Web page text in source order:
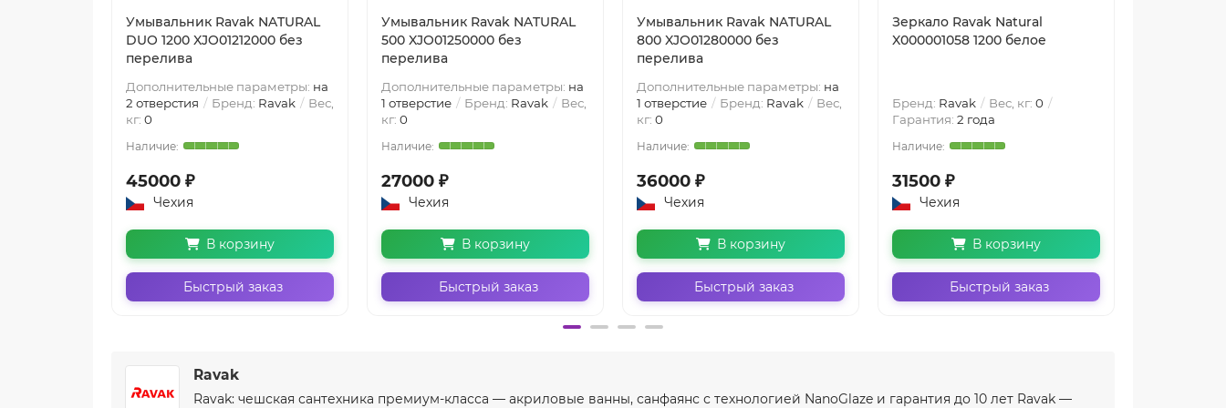
Умывальник Ravak NATURAL
DUO 1200 XJO01212000 без
перелива
Дополнительные параметры: на
2 отверстия
Бренд: Ravak
Вес,
кг: 0
45000 ₽
Чехия
В корзину
Быстрый заказ
Умывальник Ravak NATURAL
500 XJO01250000 без
перелива
Дополнительные параметры: на
1 отверстие
Бренд: Ravak
Вес,
кг: 0
27000 ₽
Чехия
В корзину
Быстрый заказ
Умывальник Ravak NATURAL
800 XJO01280000 без
перелива
Дополнительные параметры: на
1 отверстие
Бренд: Ravak
Вес,
кг: 0
36000 ₽
Чехия
В корзину
Быстрый заказ
Зеркало Ravak Natural
X000001058 1200 белое
Бренд: Ravak Вес, кг: 0
Гарантия: 2 года
31500 ₽
Чехия
В корзину
Быстрый заказ
Ravak
Ravak: чешская сантехника премиум-класса — акриловые ванны, санфаянс с технологией NanoGlaze и гарантия до 10 лет Ravak —